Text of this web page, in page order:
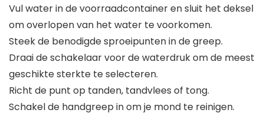
Vul water in de voorraadcontainer en sluit het deksel
om overlopen van het water te voorkomen.
Steek de benodigde sproeipunten in de greep.
Draai de schakelaar voor de waterdruk om de meest
geschikte sterkte te selecteren.
Richt de punt op tanden, tandvlees of tong.
Schakel de handgreep in om je mond te reinigen.